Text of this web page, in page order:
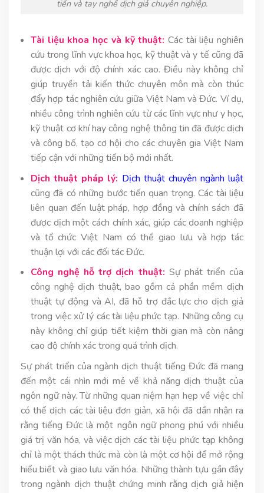
tiến và tay nghề dịch giả chuyên nghiệp.
Tài liệu khoa học và kỹ thuật: Các tài liệu nghiên
cứu trong lĩnh vực khoa học, kỹ thuật và y tế cũng đã
được dịch với độ chính xác cao. Điều này không chỉ
giúp truyền tải kiến thức chuyên môn mà còn thúc
đẩy hợp tác nghiên cứu giữa Việt Nam và Đức. Ví dụ,
nhiều công trình nghiên cứu từ các lĩnh vực như y học,
kỹ thuật cơ khí hay công nghệ thông tin đã được dịch
và công bố, tạo cơ hội cho các chuyên gia Việt Nam
tiếp cận với những tiến bộ mới nhất.
Dịch thuật pháp lý: Dịch thuật chuyên ngành luật
cũng đã có những bước tiến quan trọng. Các tài liệu
liên quan đến luật pháp, hợp đồng và chính sách đã
được dịch một cách chính xác, giúp các doanh nghiệp
và tổ chức Việt Nam có thể giao lưu và hợp tác
thuận lợi với các đối tác Đức.
Công nghệ hỗ trợ dịch thuật: Sự phát triển của
công nghệ dịch thuật, bao gồm cả phần mềm dịch
thuật tự động và AI, đã hỗ trợ đắc lực cho dịch giả
trong việc xử lý các tài liệu phức tạp. Những công cụ
này không chỉ giúp tiết kiệm thời gian mà còn nâng
cao độ chính xác trong quá trình dịch.
Sự phát triển của ngành dịch thuật tiếng Đức đã mang
đến một cái nhìn mới mẻ về khả năng dịch thuật của
ngôn ngữ này. Từ những quan niệm hạn hẹp về việc chỉ
có thể dịch các tài liệu đơn giản, xã hội đã dần nhận ra
rằng tiếng Đức là một ngôn ngữ phong phú với nhiều
giá trị văn hóa, và việc dịch các tài liệu phức tạp không
chỉ là một thách thức mà còn là một cơ hội để mở rộng
hiểu biết và giao lưu văn hóa. Những thành tựu gần đây
trong ngành dịch thuật chứng minh rằng dịch giả hiện